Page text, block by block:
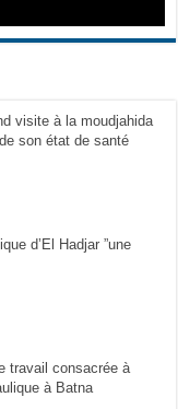
visite à la moudjahida
son état de santé
d’El Hadjar ”une
travail consacrée à
à Batna